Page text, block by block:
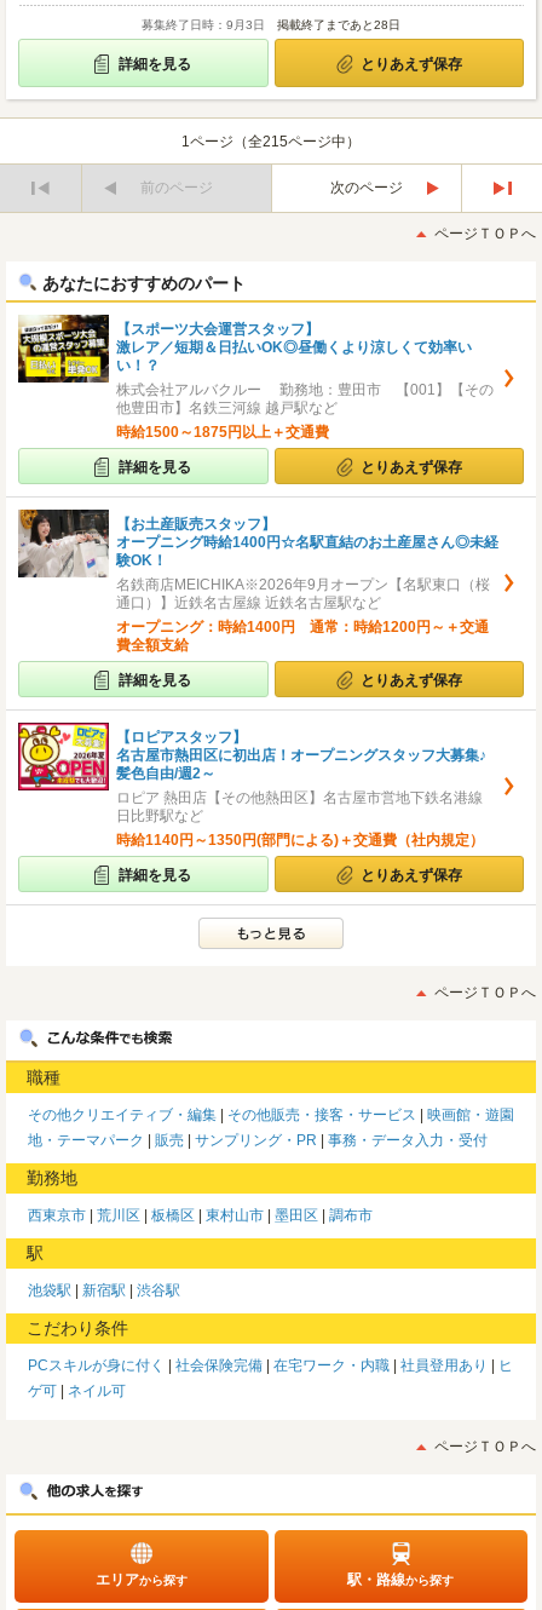
募集終了日時：9月3日 掲載終了まであと28日
詳細を見る とりあえず保存
1ページ（全215ページ中）
前のページ
次のページ
後
ページＴＯＰへ
あなたにおすすめのパート
【スポーツ大会運営スタッフ】
激レア／短期＆日払いOK◎昼働くより涼しくて効率い
い！？
株式会社アルバクルー 勤務地：豊田市 【001】【その
他豊田市】名鉄三河線 越戸駅など
時給1500～1875円以上＋交通費
詳細を見る とりあえず保存
【お土産販売スタッフ】
オープニング時給1400円☆名駅直結のお土産屋さん◎未経
験OK！
名鉄商店MEICHIKA※2026年9月オープン【名駅東口（桜
通口）】近鉄名古屋線 近鉄名古屋駅など
オープニング：時給1400円 通常：時給1200円～＋交通
費全額支給
詳細を見る とりあえず保存
【ロピアスタッフ】
名古屋市熱田区に初出店！オープニングスタッフ大募集♪
髪色自由/週2～
ロピア 熱田店【その他熱田区】名古屋市営地下鉄名港線
日比野駅など
時給1140円～1350円(部門による)＋交通費（社内規定）
詳細を見る とりあえず保存
ページＴＯＰへ
職種
その他クリエイティブ・編集 その他販売・接客・サービス
映画館・遊園
地・テーマパーク
販売 サンプリング・PR 事務・データ入力・受付
勤務地
西東京市 荒川区 板橋区 東村山市 墨田区 調布市
駅
池袋駅 新宿駅 渋谷駅
こだわり条件
PCスキルが身に付く 社会保険完備 在宅ワーク・内職 社員登用あり
ヒ
ゲ可
ネイル可
ページＴＯＰへ
エリアから探す 駅・路線から探す